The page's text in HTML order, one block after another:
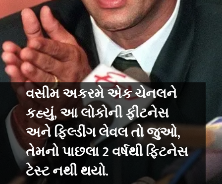
વસીમ અકરમે એક ચેનલને
કહ્યું, આ લોકોની ફીટનેસ
અને ફિલ્ડીંગ લેવલ તો જુઓ,
તેમનો પાછલા 2 વર્ષથી ફિટનેસ
ટેસ્ટ નથી થયો.